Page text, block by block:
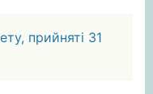
прийняті 31